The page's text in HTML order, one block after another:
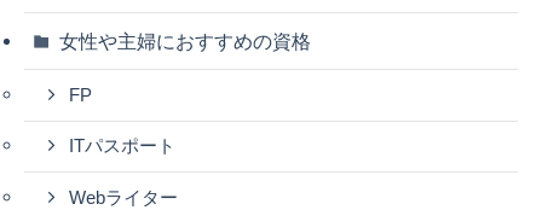
女性や主婦におすすめの資格
FP
ITパスポート
Webライター